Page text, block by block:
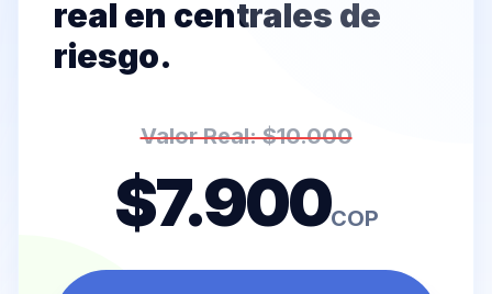
real en centrales de
riesgo.
Valor Real: $10.000
$7.900COP